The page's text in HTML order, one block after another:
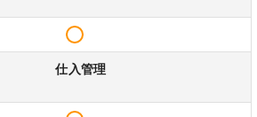
仕入管理